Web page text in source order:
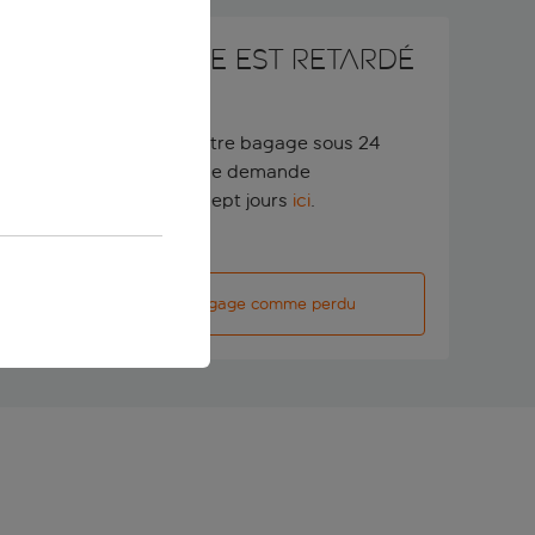
Votre bagage est retardé
Signalez la perte de votre bagage sous 24
heures ou effectuer une demande
d'indemnisation sous sept jours ici.
Signaler mon bagage comme perdu